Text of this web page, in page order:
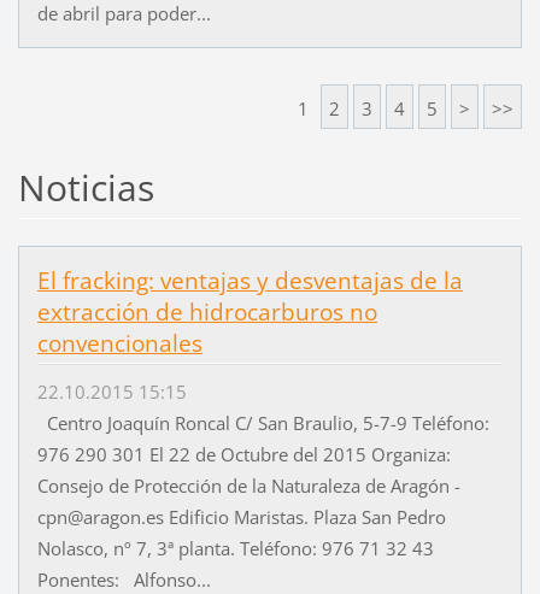
de abril para poder...
1 2 3 4 5 > >>
Noticias
El fracking: ventajas y desventajas de la
extracción de hidrocarburos no
convencionales
22.10.2015 15:15
Centro Joaquín Roncal C/ San Braulio, 5-7-9 Teléfono:
976 290 301 El 22 de Octubre del 2015 Organiza:
Consejo de Protección de la Naturaleza de Aragón -
cpn@aragon.es Edificio Maristas. Plaza San Pedro
Nolasco, nº 7, 3ª planta. Teléfono: 976 71 32 43
Ponentes: Alfonso...